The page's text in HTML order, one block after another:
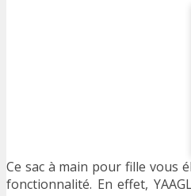
Ce sac à main pour fille vous
fonctionnalité. En effet,